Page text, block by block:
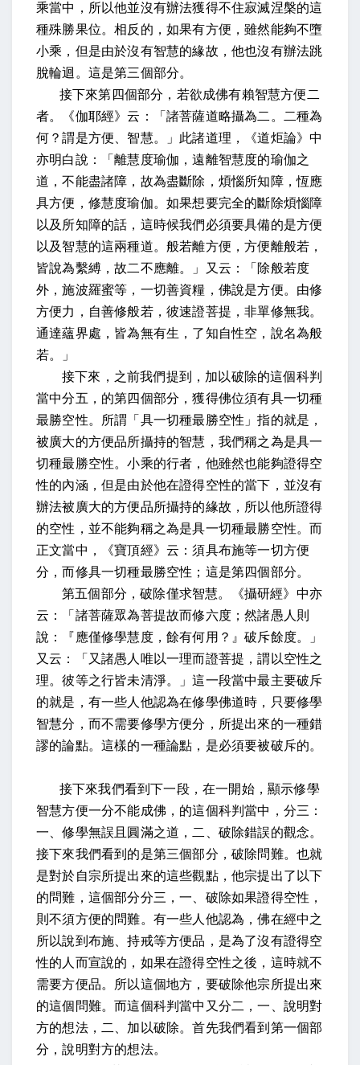
乘當中，所以他並沒有辦法獲得不住寂滅涅槃的這
種殊勝果位。相反的，如果有方便，雖然能夠不墮
小乘，但是由於沒有智慧的緣故，他也沒有辦法跳
脫輪迴。這是第三個部分。
接下來第四個部分，若欲成佛有賴智慧方便二
者。《伽耶經》云：「諸菩薩道略攝為二。二種為
何？謂是方便、智慧。」此諸道理，《道炬論》中
亦明白說：「離慧度瑜伽，遠離智慧度的瑜伽之
道，不能盡諸障，故為盡斷除，煩惱所知障，恆應
具方便，修慧度瑜伽。如果想要完全的斷除煩惱障
以及所知障的話，這時候我們必須要具備的是方便
以及智慧的這兩種道。般若離方便，方便離般若，
皆說為繫縛，故二不應離。」又云：「除般若度
外，施波羅蜜等，一切善資糧，佛說是方便。由修
方便力，自善修般若，彼速證菩提，非單修無我。
通達蘊界處，皆為無有生，了知自性空，說名為般
若。」
接下來，之前我們提到，加以破除的這個科判
當中分五，的第四個部分，獲得佛位須有具一切種
最勝空性。所謂「具一切種最勝空性」指的就是，
被廣大的方便品所攝持的智慧，我們稱之為是具一
切種最勝空性。小乘的行者，他雖然也能夠證得空
性的內涵，但是由於他在證得空性的當下，並沒有
辦法被廣大的方便品所攝持的緣故，所以他所證得
的空性，並不能夠稱之為是具一切種最勝空性。而
正文當中，《寶頂經》云：須具布施等一切方便
分，而修具一切種最勝空性；這是第四個部分。
第五個部分，破除僅求智慧。《攝研經》中亦
云：「諸菩薩眾為菩提故而修六度；然諸愚人則
說：『應僅修學慧度，餘有何用？』破斥餘度。」
又云：「又諸愚人唯以一理而證菩提，謂以空性之
理。彼等之行皆未清淨。」這一段當中最主要破斥
的就是，有一些人他認為在修學佛道時，只要修學
智慧分，而不需要修學方便分，所提出來的一種錯
謬的論點。這樣的一種論點，是必須要被破斥的。
接下來我們看到下一段，在一開始，顯示修學
智慧方便一分不能成佛，的這個科判當中，分三：
一、修學無誤且圓滿之道，二、破除錯誤的觀念。
接下來我們看到的是第三個部分，破除問難。也就
是對於自宗所提出來的這些觀點，他宗提出了以下
的問難，這個部分分三，一、破除如果證得空性，
則不須方便的問難。有一些人他認為，佛在經中之
所以說到布施、持戒等方便品，是為了沒有證得空
性的人而宣說的，如果在證得空性之後，這時就不
需要方便品。所以這個地方，要破除他宗所提出來
的這個問難。而這個科判當中又分二，一、說明對
方的想法，二、加以破除。首先我們看到第一個部
分，說明對方的想法。